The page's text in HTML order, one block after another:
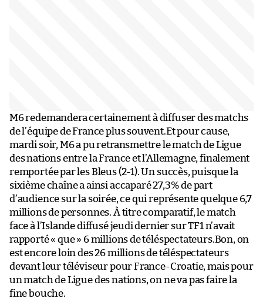
M6 redemandera certainement à diffuser des matchs
de l’équipe de France plus souvent.Et pour cause,
mardi soir, M6 a pu retransmettre le match de Ligue
des nations entre la France et l’Allemagne, finalement
remportée par les Bleus (2-1). Un succès, puisque la
sixième chaîne a ainsi accaparé 27,3% de part
d’audience sur la soirée, ce qui représente quelque 6,7
millions de personnes. À titre comparatif, le match
face à l’Islande diffusé jeudi dernier sur TF1 n’avait
rapporté « que » 6 millions de téléspectateurs.Bon, on
est encore loin des 26 millions de téléspectateurs
devant leur téléviseur pour France-Croatie, mais pour
un match de Ligue des nations, on ne va pas faire la
fine bouche.